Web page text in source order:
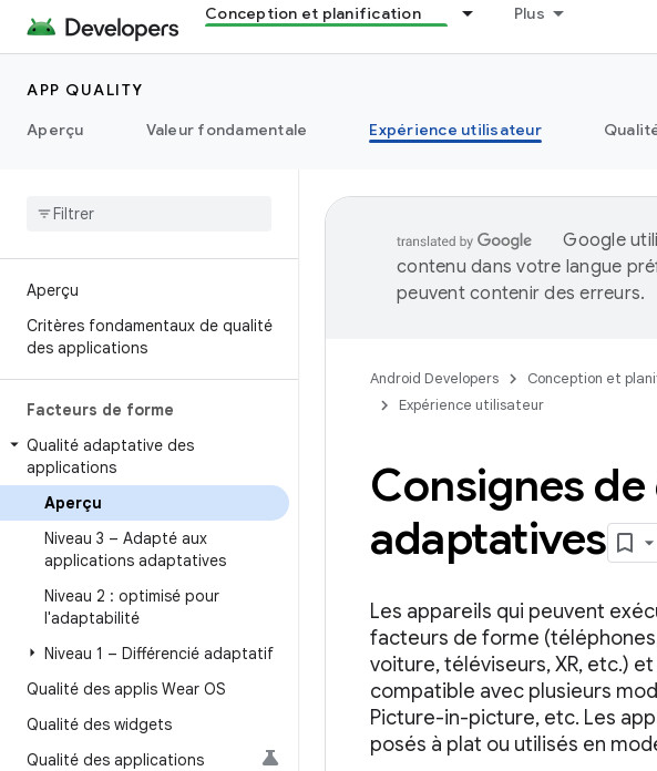
Conception et planification Plus
APP QUALITY
Aperçu
Valeur fondamentale Expérience utilisateur
Aperçu
Critères fondamentaux de qualité
des applications
Facteurs de forme
Qualité adaptative des
applications
Aperçu
Niveau 3 – Adapté aux
applications adaptatives
Niveau 2 : optimisé pour
l'adaptabilité
Niveau 1 – Différencié adaptatif
Qualité des applis Wear OS
Qualité des widgets
Qualité des applications
Google
contenu dans votre langue
peuvent contenir des erreurs.
Android Developers Conception et
Expérience utilisateur
Consignes
adaptatives
Les appareils qui peuvent
facteurs de forme
voiture, téléviseurs, XR, etc.)
compatible avec plusieurs
Picture-in-picture, etc. Les
posés à plat ou utilisés en